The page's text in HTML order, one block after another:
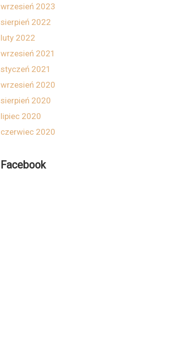
wrzesień 2023
sierpień 2022
luty 2022
wrzesień 2021
styczeń 2021
wrzesień 2020
sierpień 2020
lipiec 2020
czerwiec 2020
Facebook